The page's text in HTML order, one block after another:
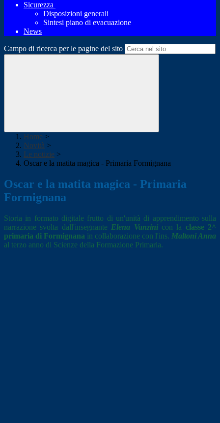
Sicurezza
Disposizioni generali
Sintesi piano di evacuazione
News
Campo di ricerca per le pagine del sito
Home >
Novità >
Le notizie >
Oscar e la matita magica - Primaria Formignana
Oscar e la matita magica - Primaria
Formignana
Storia in formato digitale frutto di un'unità di apprendimento sulla
narrazione svolta dall'insegnante Elena Vanzinicon la classe 2^
primaria di Formignana in collaborazione con l'ins. Maltoni Anna
al terzo anno di Scienze della Formazione Primaria.